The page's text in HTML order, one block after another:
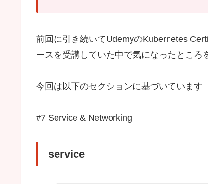
前回に引き続いてUdemyのKubernetes
ースを受講していた中で気になったところ
今回は以下のセクションに基づいています
#7 Service & Networking
service